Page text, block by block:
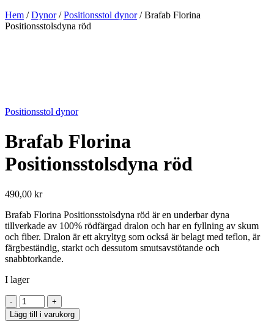
Hem /Dynor/Positionsstol dynor/ Brafab Florina
Positionsstolsdyna röd
Positionsstol dynor
Brafab Florina
Positionsstolsdyna röd
490,00 kr
Brafab Florina Positionsstolsdyna röd är en underbar dyna
tillverkade av 100% rödfärgad dralon och har en fyllning av skum
och fiber. Dralon är ett akryltyg som också är belagt med teflon, är
färgbeständig, starkt och dessutom smutsavstötande och
snabbtorkande.
I lager
-
Brafab
Florina
+
Lägg till i varukorg